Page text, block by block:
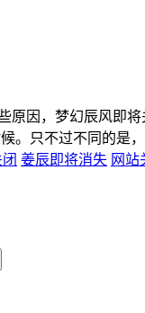
原因，梦幻辰风即
。只不过不同的是
姜辰即将消失 网站